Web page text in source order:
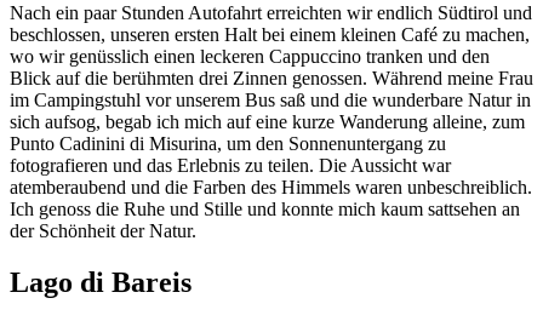
Nach ein paar Stunden Autofahrt erreichten wir endlich Südtirol und
beschlossen, unseren ersten Halt bei einem kleinen Café zu machen,
wo wir genüsslich einen leckeren Cappuccino tranken und den
Blick auf die berühmten drei Zinnen genossen. Während meine Frau
im Campingstuhl vor unserem Bus saß und die wunderbare Natur in
sich aufsog, begab ich mich auf eine kurze Wanderung alleine, zum
Punto Cadinini di Misurina, um den Sonnenuntergang zu
fotografieren und das Erlebnis zu teilen. Die Aussicht war
atemberaubend und die Farben des Himmels waren unbeschreiblich.
Ich genoss die Ruhe und Stille und konnte mich kaum sattsehen an
der Schönheit der Natur.
Lago di Bareis